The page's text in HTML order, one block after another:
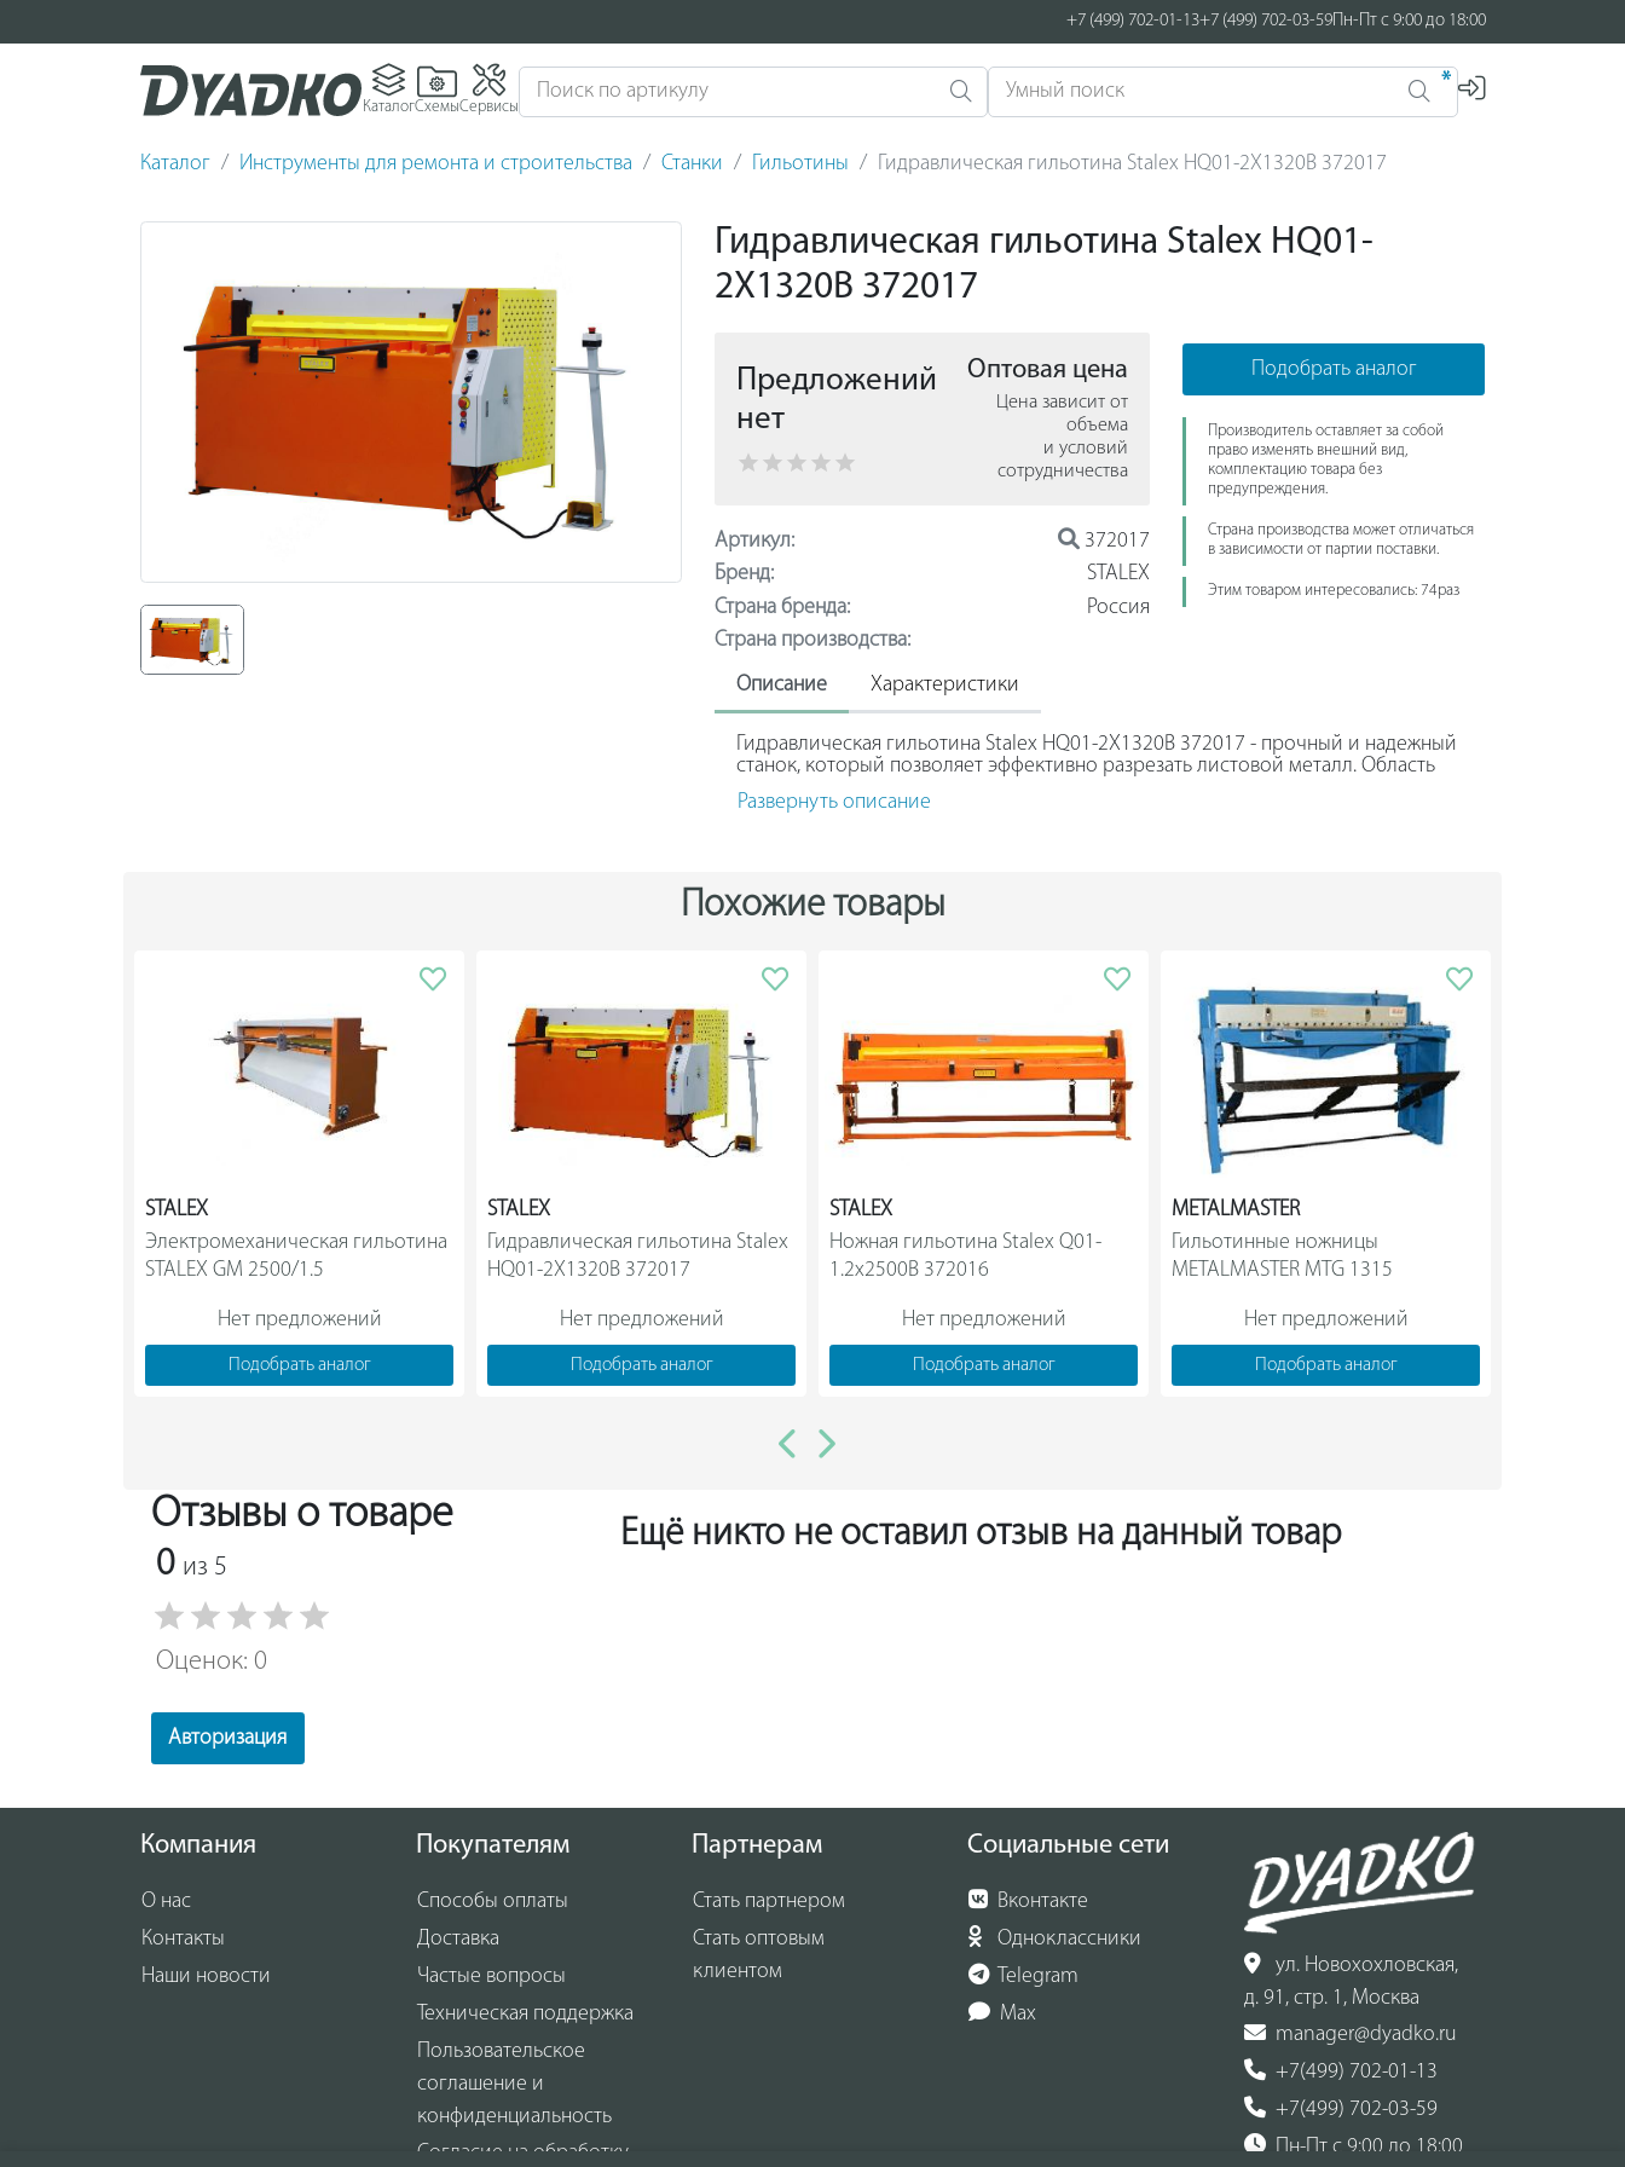
+7 (499) 702-01-13+7 (499) 702-03-59Пн-Пт с 9:00 до 18:00
КаталогСхемыСервисы
*
Каталог Инструменты для ремонта и строительства Станки Гильотины Гидравлическая гильотина Stalex HQ01-2X1320B 372017
Гидравлическая гильотина Stalex HQ01-
2X1320B 372017
Предложений
нет
Оптовая цена
Цена зависит от
объема
и условий
сотрудничества
Артикул:
372017
Бренд:
STALEX
Страна бренда:
Россия
Страна производства:
Подобрать аналог
Производитель оставляет за собой
право изменять внешний вид,
комплектацию товара без
предупреждения.
Страна производства может отличаться
в зависимости от партии поставки.
Этим товаром интересовались: 74раз
Описание Характеристики
Гидравлическая гильотина Stalex HQ01-2X1320B 372017 - прочный и надежный
станок, который позволяет эффективно разрезать листовой металл. Область
применения:
Автомобильная промышленность.
Основные компоненты станка выполнены из прочных стальных пластин,
сваренных между собой. Надежные швы обеспечивают жесткость станка.
Длина листа: 1320 мм;
Прочность материала до 450 Н/мм2;
Резов в минуту: 25;
Высота стола: 800 мм;
Расстояние до заднего упора: 800 мм;
Мощность двигателя: 1.5 кВт.
Развернуть описание
Похожие товары
STALEX
Электромеханическая гильотина
Нет предложений
Подобрать аналог
STALEX
Гидравлическая гильотина Stalex
Нет предложений
Подобрать аналог
STALEX
Ножная гильотина Stalex Q01-
Нет предложений
Подобрать аналог
METALMASTER
Гильотинные ножницы
Нет предложений
Подобрать аналог
Отзывы о товаре
0 из 5
Оценок: 0
Авторизация
Ещё никто не оставил отзыв на данный товар
Компания
О нас
Контакты
Наши новости
Покупателям
Способы оплаты
Доставка
Частые вопросы
Техническая поддержка
Пользовательское
соглашение и
конфиденциальность
Согласие на обработку
Партнерам
Стать партнером
Стать оптовым
клиентом
Социальные сети
Вконтакте
Одноклассники
Telegram
Max
ул. Новохохловская,
д. 91, стр. 1, Москва
manager@dyadko.ru
+7(499) 702-01-13
+7(499) 702-03-59
Пн-Пт с 9:00 до 18:00